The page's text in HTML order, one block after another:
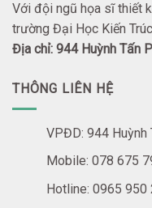
Với đội ngũ họa sĩ thiết
trường Đại Học Kiến
Địa chỉ: 944 Huỳnh Tấn
THÔNG LIÊN HỆ
VPĐD: 944 Huỳnh
Mobile: 078 675
Hotline: 0965 950